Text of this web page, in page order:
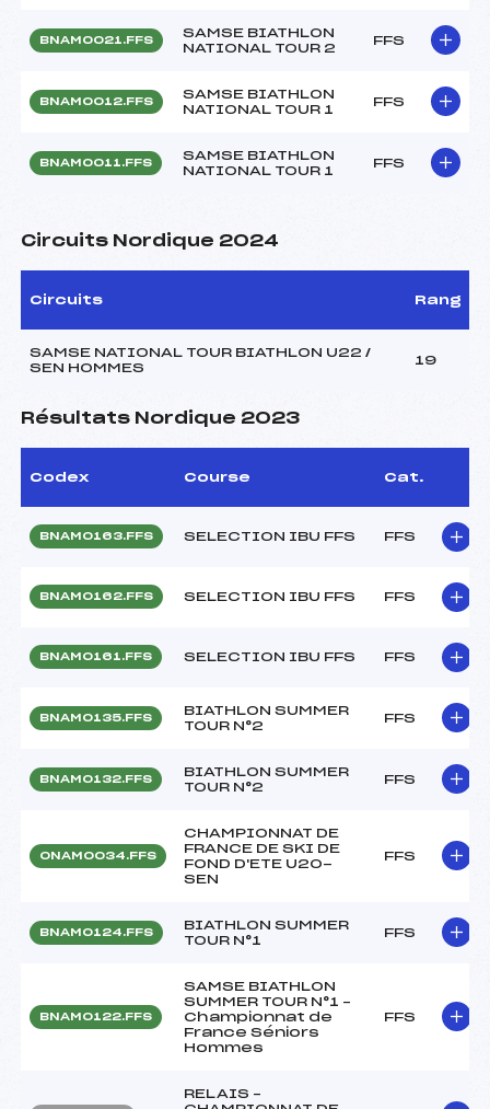
BNAM0021.FFS
SAMSE BIATHLON
NATIONAL TOUR 2
FFS
BNAM0012.FFS
SAMSE BIATHLON
NATIONAL TOUR 1
FFS
BNAM0011.FFS
SAMSE BIATHLON
NATIONAL TOUR 1
FFS
Circuits Nordique 2024
Circuits Rang
SAMSE NATIONAL TOUR BIATHLON U22 /
SEN HOMMES
19
Résultats Nordique 2023
Codex Course Cat.
BNAM0163.FFS SELECTION IBU FFS FFS
BNAM0162.FFS SELECTION IBU FFS FFS
BNAM0161.FFS SELECTION IBU FFS FFS
BNAM0135.FFS
BIATHLON SUMMER
TOUR N°2
FFS
BNAM0132.FFS
BIATHLON SUMMER
TOUR N°2
FFS
ONAM0034.FFS
CHAMPIONNAT DE
FRANCE DE SKI DE
FOND D'ETE U20-
SEN
FFS
BNAM0124.FFS
BIATHLON SUMMER
TOUR N°1
FFS
BNAM0122.FFS
SAMSE BIATHLON
SUMMER TOUR N°1 –
Championnat de
France Séniors
Hommes
FFS
RELAIS –